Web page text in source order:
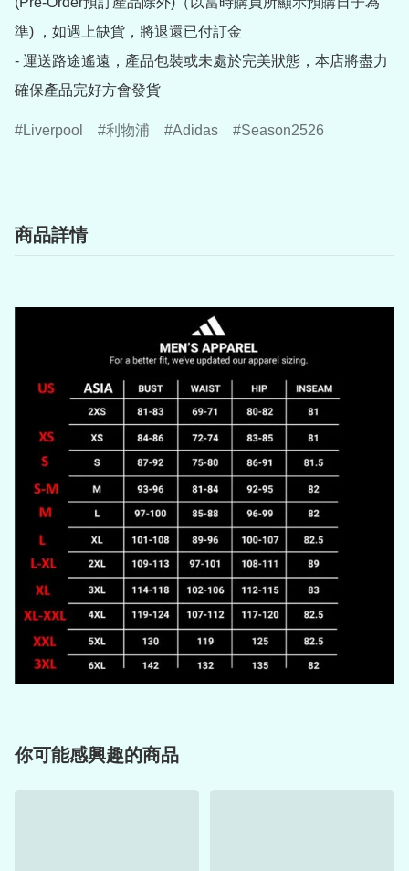
準) ，如遇上缺貨，將退還已付訂金
- 運送路途遙遠，產品包裝或未處於完美狀態，本店將盡力
確保產品完好方會發貨
Liverpool 利物浦 Adidas Season2526
商品詳情
你可能感興趣的商品